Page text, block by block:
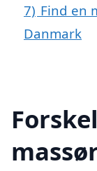
7) Find en
Danmark